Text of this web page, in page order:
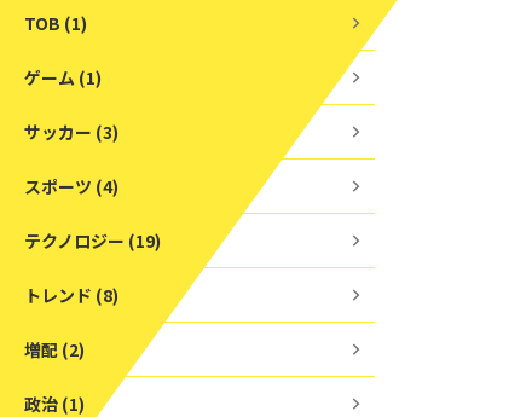
TOB (1)
ゲーム (1)
サッカー (3)
スポーツ (4)
テクノロジー (19)
トレンド (8)
増配 (2)
政治 (1)